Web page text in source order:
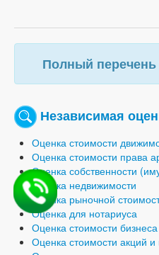
Полный
Независимая
Оценка стоимости
Оценка стоимости права
Оценка собственности
Оценка недвижимости
Оценка рыночной
Оценка для нотариуса
Оценка стоимости
Оценка стоимости акций